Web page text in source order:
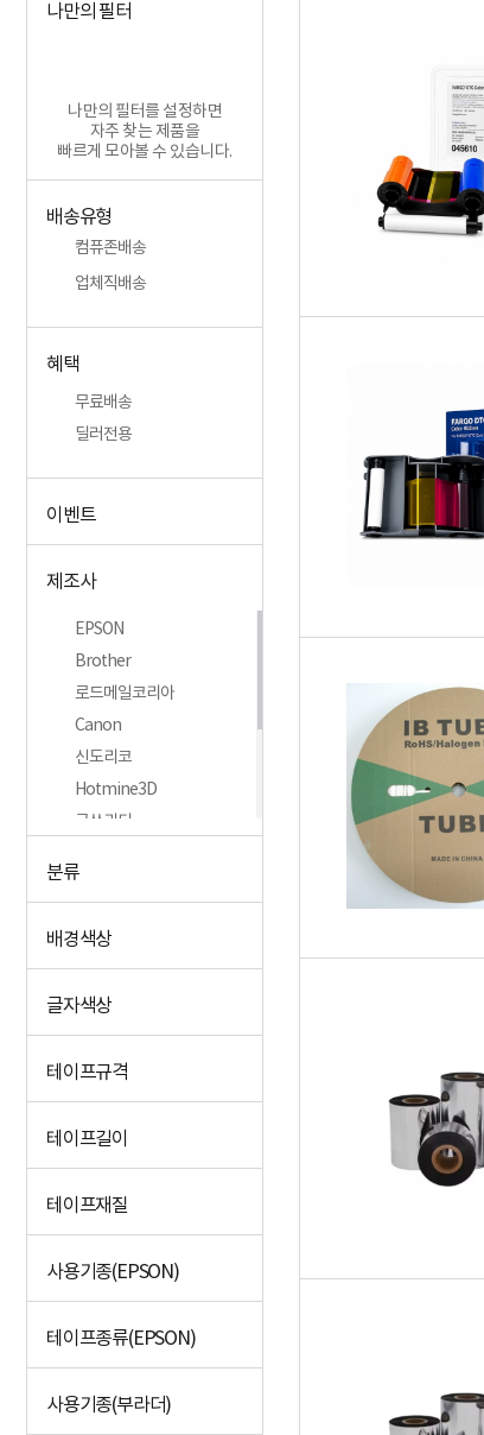
나만의 필터
나만의 필터를 설정하면
자주 찾는 제품을
빠르게 모아볼 수 있습니다.
배송유형
컴퓨존배송
업체직배송
혜택
무료배송
딜러전용
이벤트
제조사
EPSON
Brother
로드메일코리아
Canon
신도리코
Hotmine3D
굿쓰리디
SUNLU
분류
배경색상
글자색상
테이프규격
테이프길이
테이프재질
사용기종(EPSON)
테이프종류(EPSON)
사용기종(부라더)